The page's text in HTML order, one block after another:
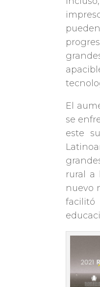
El
se
este
rural a
nuevo
facilitó